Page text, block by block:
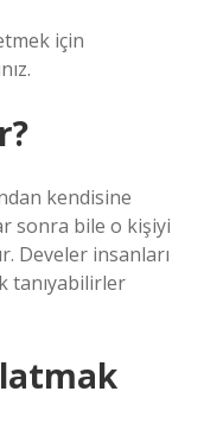
için
kendisine
sonra bile o kişiyi
Develer insanları
tanıyabilirler